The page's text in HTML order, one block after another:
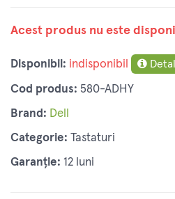
Acest produs nu este
Disponibil: indisponibil
Cod produs: 580-ADHY
Brand: Dell
Categorie: Tastaturi
Garanție: 12 luni